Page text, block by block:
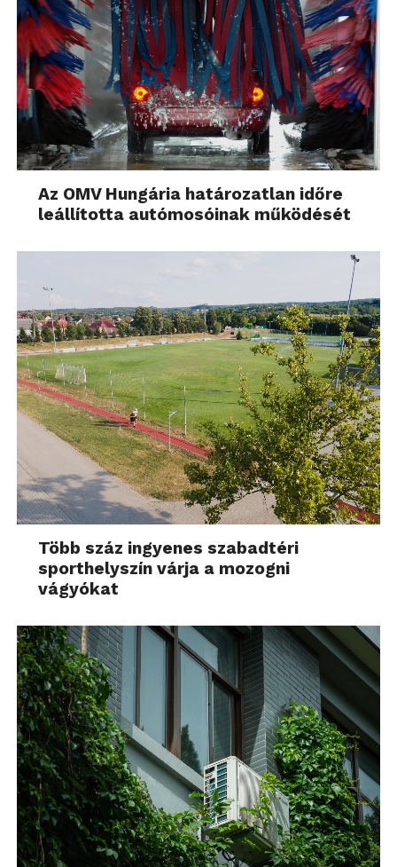
Az OMV Hungária határozatlan időre
leállította autómosóinak működését
Több száz ingyenes szabadtéri
sporthelyszín várja a mozogni
vágyókat